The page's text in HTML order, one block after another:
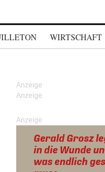
WIRTSCHAFT
Anzeige